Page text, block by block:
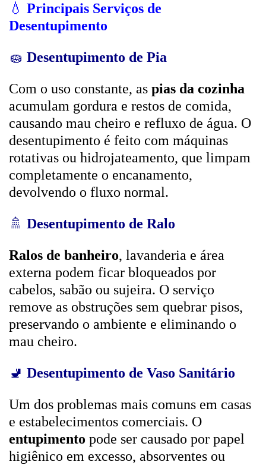
💧 Principais Serviços de
Desentupimento
🧽 Desentupimento de Pia
Com o uso constante, as pias da cozinha
acumulam gordura e restos de comida,
causando mau cheiro e refluxo de água. O
desentupimento é feito com máquinas
rotativas ou hidrojateamento, que limpam
completamente o encanamento,
devolvendo o fluxo normal.
🚿 Desentupimento de Ralo
Ralos de banheiro, lavanderia e área
externa podem ficar bloqueados por
cabelos, sabão ou sujeira. O serviço
remove as obstruções sem quebrar pisos,
preservando o ambiente e eliminando o
mau cheiro.
🚽 Desentupimento de Vaso Sanitário
Um dos problemas mais comuns em casas
e estabelecimentos comerciais. O
entupimento pode ser causado por papel
higiênico em excesso, absorventes ou